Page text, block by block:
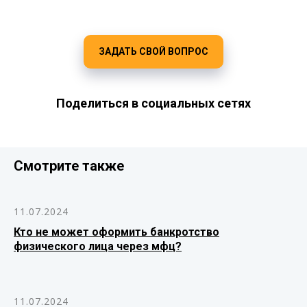
ЗАДАТЬ СВОЙ ВОПРОС
Поделиться в социальных сетях
Смотрите также
11.07.2024
Кто не может оформить банкротство
физического лица через мфц?
11.07.2024